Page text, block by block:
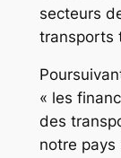
secteurs
transports
« les
des
notre pays